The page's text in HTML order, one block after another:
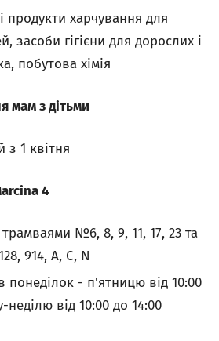
продукти харчування для
засоби гігієни для дорослих і
побутова хімія
мам з дітьми
з 1 квiтня
4
№6, 8, 9, 11, 17, 23 та
914, A, C, N
понеділок - п'ятницю від 10:00
неділю від 10:00 до 14:00